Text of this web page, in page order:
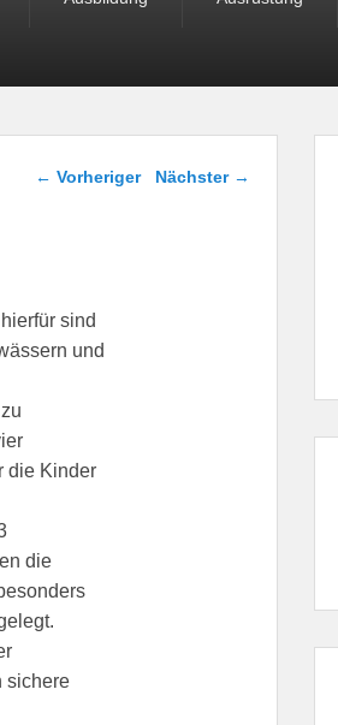
Beitragsnavigation
← Vorheriger Nächster →
sind
und
die Kinder
die
sichere